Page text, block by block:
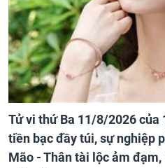
Tử vi thứ Ba 11/8/2026 của
tiền bạc đầy túi, sự nghiệp
Mão - Thân tài lộc ảm